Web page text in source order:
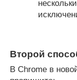
Второй
В Chrome в